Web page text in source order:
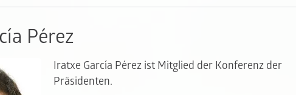
Pérez
Iratxe García Pérez ist Mitglied der Konferenz der
Präsidenten.